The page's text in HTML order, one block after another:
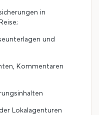
in
und
Kommentaren
Lokalagenturen